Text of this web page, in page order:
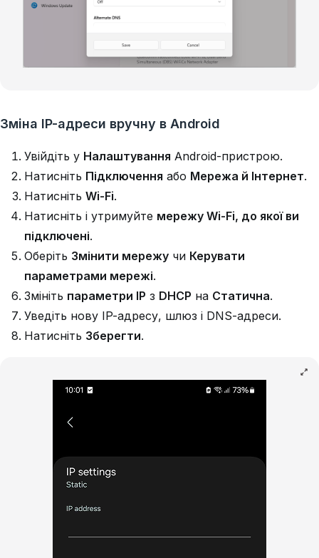
Зміна IP-адреси вручну в Android
Увійдіть у Налаштування Android-пристрою.
Натисніть Підключення або Мережа й Інтернет.
Натисніть Wi-Fi.
Натисніть і утримуйте мережу Wi-Fi, до якої ви
підключені.
Оберіть Змінити мережучи Керувати
параметрами мережі.
Змініть параметри IP з DHCP на Статична.
Уведіть нову IP-адресу, шлюз і DNS-адреси.
Натисніть Зберегти.